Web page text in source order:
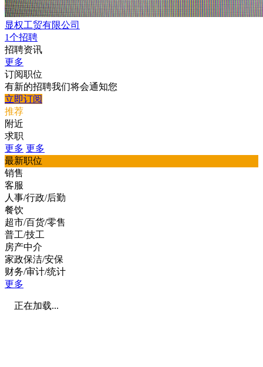
显权工贸有限公司
1个招聘
招聘资讯
更多
订阅职位
有新的招聘我们将会通知您
立即订阅
推荐
附近
求职
更多 更多
最新职位
销售
客服
人事/行政/后勤
餐饮
超市/百货/零售
普工/技工
房产中介
家政保洁/安保
财务/审计/统计
更多
正在加载...